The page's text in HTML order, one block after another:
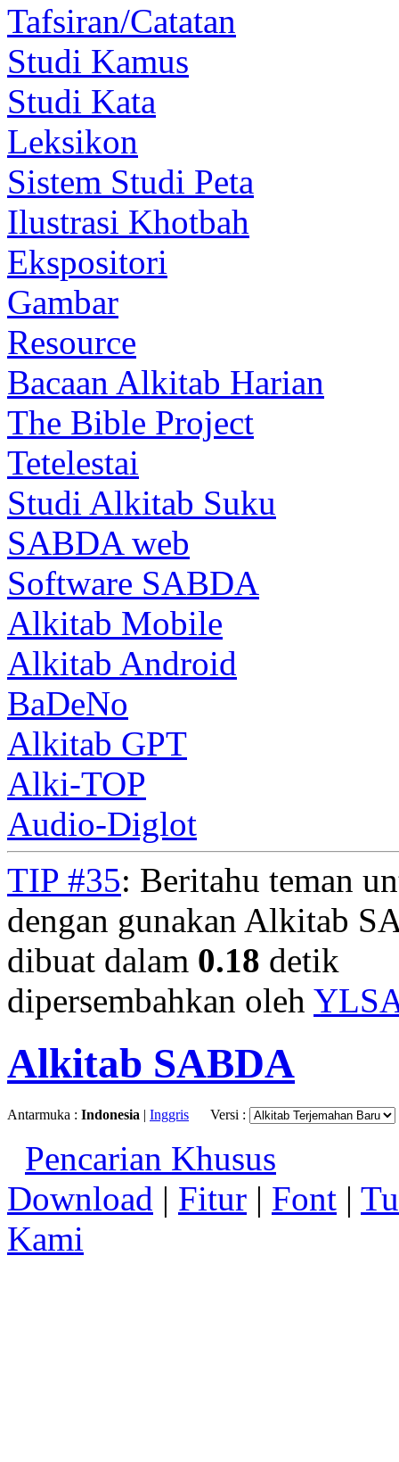
Tafsiran/Catatan
Studi Kamus
Studi Kata
Leksikon
Sistem Studi Peta
Ilustrasi Khotbah
Ekspositori
Gambar
Resource
Bacaan Alkitab Harian
The Bible Project
Tetelestai
Studi Alkitab Suku
SABDA web
Software SABDA
Alkitab Mobile
Alkitab Android
BaDeNo
Alkitab GPT
Alki-TOP
Audio-Diglot
TIP #35: Beritahu teman
dengan gunakan Alkitab
dibuat dalam 0.18 detik
dipersembahkan oleh
Alkitab SABDA
Antarmuka : Indonesia | Inggris Versi :
Pencarian Khusus
Download | Fitur | Font |
Kami